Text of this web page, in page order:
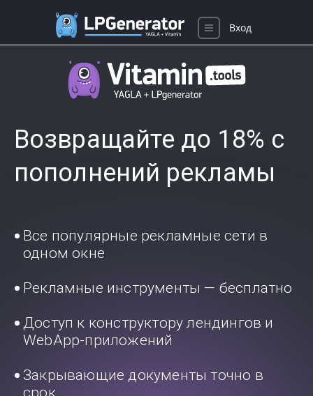
Возвращайте до 18% с
пополнений рекламы
Все популярные рекламные сети в
одном окне
Рекламные инструменты — бесплатно
Доступ к конструктору лендингов и
WebApp-приложений
Закрывающие документы точно в
срок
Вход